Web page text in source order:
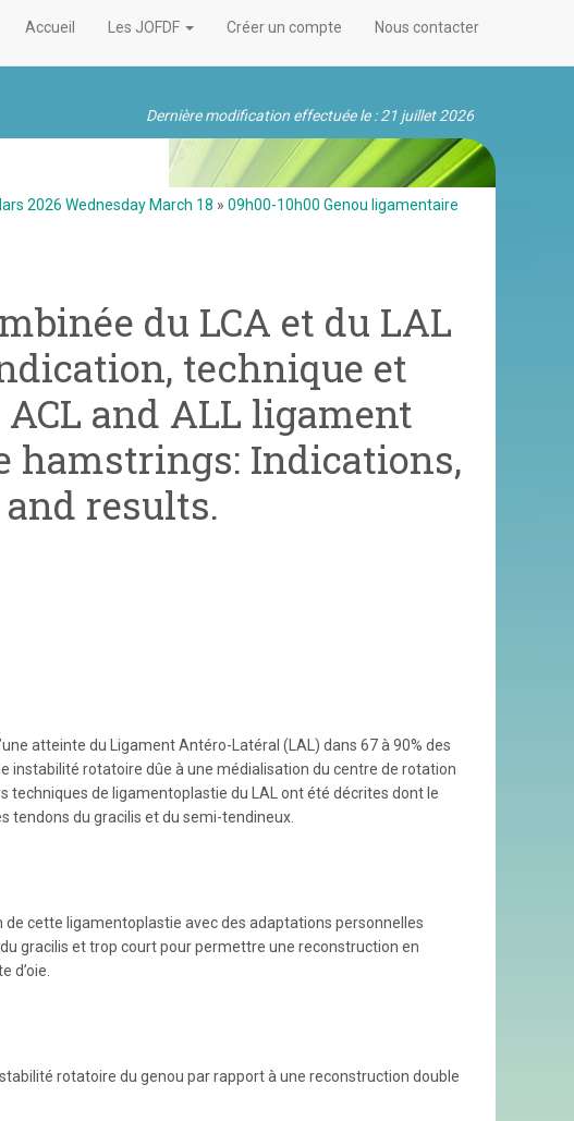
Dernière modification effectuée le : 21 juillet 2026
Accueil Les JOFDF Créer un compte Nous contacter
2026 Wednesday March 18 » 09h00-10h00 Genou ligamentaire
du LCA et du LAL
technique et
and ALL ligament
hamstrings: Indications,
results.
atteinte du Ligament Antéro-Latéral (LAL) dans 67 à 90% des
instabilité rotatoire dûe à une médialisation du centre de rotation
techniques de ligamentoplastie du LAL ont été décrites dont le
tendons du gracilis et du semi-tendineux.
cette ligamentoplastie avec des adaptations personnelles
gracilis et trop court pour permettre une reconstruction en
d’oie.
rotatoire du genou par rapport à une reconstruction double